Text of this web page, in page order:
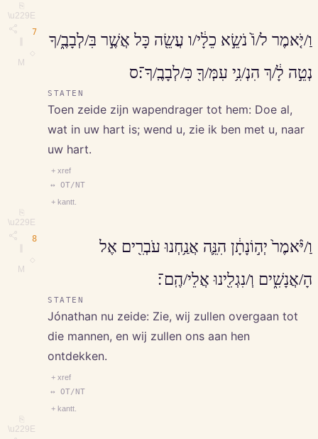
⎘
\u229E
M
7
⎘
\u229E
M
וַ/יֹּ֤אמֶר ל/וֹ֙ נֹשֵׂ֣א כֵלָ֔י/ו עֲשֵׂ֖ה כָּל אֲשֶׁ֣ר בִּ/לְבָבֶ֑/ךָ
נְטֵ֣ה לָ֔/ךְ הִנְ/נִ֥י עִמְּ/ךָ֖ כִּ/לְבָבֶֽ/ךָ־׃ס
STATEN
Toen zeide zijn wapendrager tot hem: Doe al,
wat in uw hart is; wend u, zie ik ben met u, naar
uw hart.
+ xref
↔ OT/NT
+ kantt.
8
⎘
\u229E
וַ/יֹּ֨אמֶר֙ יְה֣וֹנָתָ֔ן הִנֵּ֛ה אֲנַ֥חְנוּ עֹבְרִ֖ים אֶל
הָ/אֲנָשִׁ֑ים וְ/נִגְלִ֖ינוּ אֲלֵי/הֶֽם־׃
STATEN
Jónathan nu zeide: Zie, wij zullen overgaan tot
die mannen, en wij zullen ons aan hen
ontdekken.
+ xref
↔ OT/NT
+ kantt.